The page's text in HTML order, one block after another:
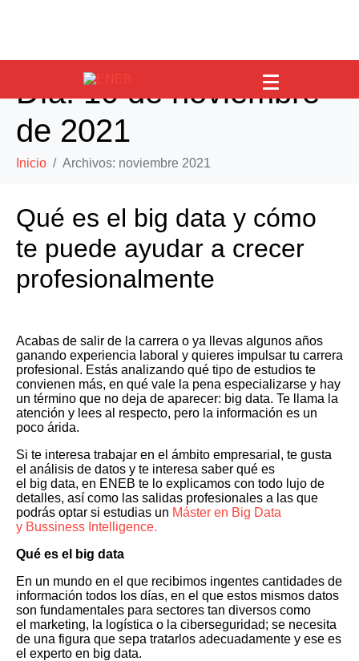
Día:10 de noviembre
de 2021
Inicio Archivos: noviembre 2021
Qué es el big data y cómo
te puede ayudar a crecer
profesionalmente
Acabas de salir de la carrera o ya llevas algunos años
ganando experiencia laboral y quieres impulsar tu carrera
profesional. Estás analizando qué tipo de estudios te
convienen más, en qué vale la pena especializarse y hay
un término que no deja de aparecer: big data. Te llama la
atención y lees al respecto, pero la información es un
poco árida.
Si te interesa trabajar en el ámbito empresarial, te gusta
el análisis de datos y te interesa saber qué es
el big data, en ENEB te lo explicamos con todo lujo de
detalles, así como las salidas profesionales a las que
podrás optar si estudias un Máster en Big Data
y Bussiness Intelligence.
Qué es el big data
En un mundo en el que recibimos ingentes cantidades de
información todos los días, en el que estos mismos datos
son fundamentales para sectores tan diversos como
el marketing, la logística o la ciberseguridad; se necesita
de una figura que sepa tratarlos adecuadamente y ese es
el experto en big data.